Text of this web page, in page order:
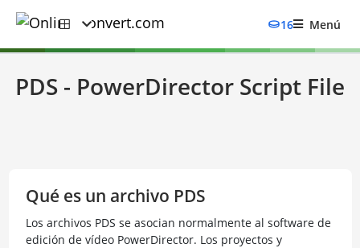
16 Menú
PDS - PowerDirector Script File
Qué es un archivo PDS
Los archivos PDS se asocian normalmente al software de
edición de vídeo PowerDirector. Los proyectos y